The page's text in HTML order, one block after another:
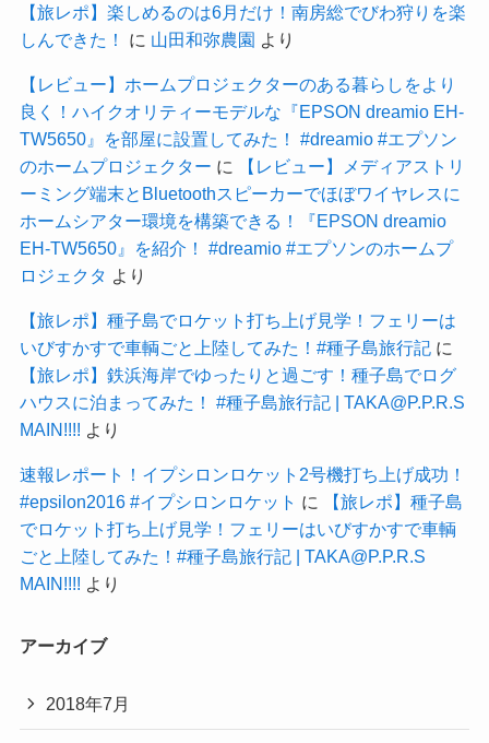
【旅レポ】楽しめるのは6月だけ！南房総でびわ狩りを楽
しんできた！
に 山田和弥農園 より
【レビュー】ホームプロジェクターのある暮らしをより
良く！ハイクオリティーモデルな『EPSON dreamio EH-
TW5650』を部屋に設置してみた！ #dreamio #エプソン
のホームプロジェクター に
【レビュー】メディアストリ
ーミング端末とBluetoothスピーカーでほぼワイヤレスに
ホームシアター環境を構築できる！『EPSON dreamio
EH-TW5650』を紹介！ #dreamio #エプソンのホームプ
ロジェクタ より
【旅レポ】種子島でロケット打ち上げ見学！フェリーは
いびすかすで車輌ごと上陸してみた！#種子島旅行記に
【旅レポ】鉄浜海岸でゆったりと過ごす！種子島でログ
ハウスに泊まってみた！ #種子島旅行記 | TAKA@P.P.R.S
MAIN!!!! より
速報レポート！イプシロンロケット2号機打ち上げ成功！
#epsilon2016 #イプシロンロケット に
【旅レポ】種子島
でロケット打ち上げ見学！フェリーはいびすかすで車輌
ごと上陸してみた！#種子島旅行記 | TAKA@P.P.R.S
MAIN!!!! より
アーカイブ
2018年7月